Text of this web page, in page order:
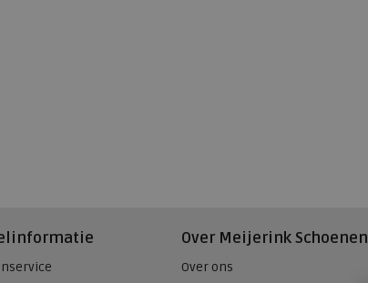
Over Meijerink Schoenen
Over ons